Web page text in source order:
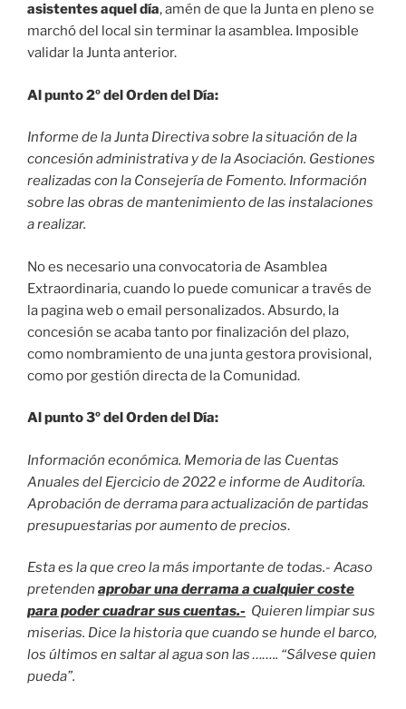
asistentes aquel día, amén de que la Junta en pleno se
marchó del local sin terminar la asamblea. Imposible
validar la Junta anterior.
Al punto 2º del Orden del Día:
Informe de la Junta Directiva sobre la situación de la
concesión administrativa y de la Asociación. Gestiones
realizadas con la Consejería de Fomento. Información
sobre las obras de mantenimiento de las instalaciones
a realizar.
No es necesario una convocatoria de Asamblea
Extraordinaria, cuando lo puede comunicar a través de
la pagina web o email personalizados. Absurdo, la
concesión se acaba tanto por finalización del plazo,
como nombramiento de una junta gestora provisional,
como por gestión directa de la Comunidad.
Al punto 3º del Orden del Día:
Información económica. Memoria de las Cuentas
Anuales del Ejercicio de 2022 e informe de Auditoría.
Aprobación de derrama para actualización de partidas
presupuestarias por aumento de precios.
Esta es la que creo la más importante de todas.- Acaso
pretenden aprobar una derrama a cualquier coste
para poder cuadrar sus cuentas.- Quieren limpiar sus
miserias. Dice la historia que cuando se hunde el barco,
los últimos en saltar al agua son las …….. “Sálvese quien
pueda”.